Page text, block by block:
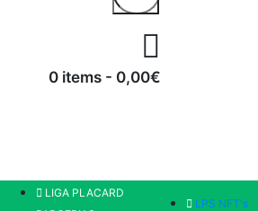
0 items - 0,00€
LIGA PLACARD
LPS NFT's